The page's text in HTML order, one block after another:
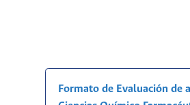
Formato de Evaluación de